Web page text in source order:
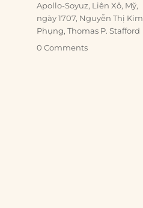
Apollo-Soyuz, Liên Xô, Mỹ,
ngày 1707, Nguyễn Thị Kim
Phụng,Thomas P. Stafford
0 Comments